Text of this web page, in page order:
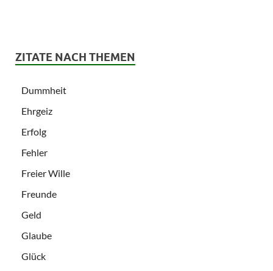
ZITATE NACH THEMEN
Dummheit
Ehrgeiz
Erfolg
Fehler
Freier Wille
Freunde
Geld
Glaube
Glück